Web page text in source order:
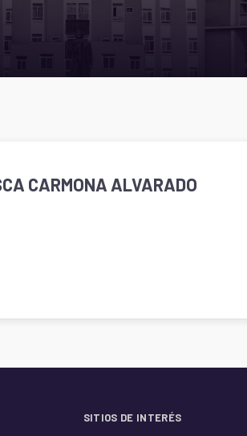
CARMONA ALVARADO
SITIOS DE INTERÉS